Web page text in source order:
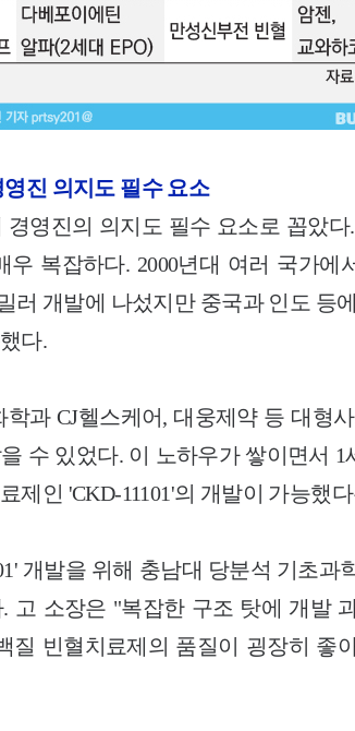
진 의지도 필수 요소
경영진의 의지도 필수 요소로 꼽았
우 복잡하다. 2000년대 여러 국가에
러 개발에 나섰지만 중국과 인도 등
다.
학과 CJ헬스케어, 대웅제약 등 대형
수 있었다. 이 노하우가 쌓이면서
제인 'CKD-11101'의 개발이 가능했
개발을 위해 충남대 당분석 기초과
고 소장은 "복잡한 구조 탓에 개발
질 빈혈치료제의 품질이 굉장히 좋